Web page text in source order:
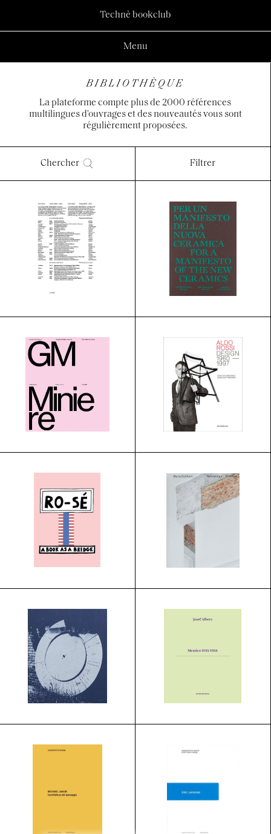
Technè bookclub
Menu
BIBLIOTHÈQUE
La plateforme compte plus de 2000 références
multilingues d'ouvrages et des nouveautés vous sont
régulièrement proposées.
Chercher Filtrer